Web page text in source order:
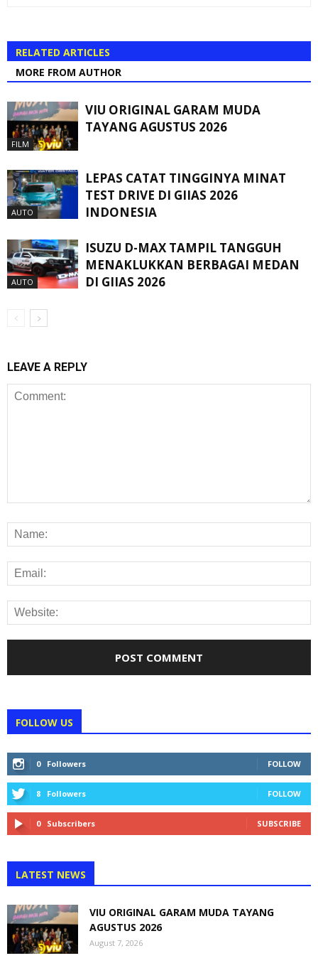
RELATED ARTICLES
MORE FROM AUTHOR
FILM
VIU ORIGINAL GARAM MUDA
TAYANG AGUSTUS 2026
AUTO
LEPAS CATAT TINGGINYA MINAT
TEST DRIVE DI GIIAS 2026
INDONESIA
AUTO
ISUZU D-MAX TAMPIL TANGGUH
MENAKLUKKAN BERBAGAI MEDAN
DI GIIAS 2026
LEAVE A REPLY
FOLLOW US
0 Followers FOLLOW
8 Followers FOLLOW
0 Subscribers SUBSCRIBE
LATEST NEWS
VIU ORIGINAL GARAM MUDA TAYANG
AGUSTUS 2026
August 7, 2026